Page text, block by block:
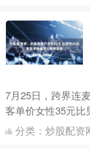
7月25日，跨界连
客单价女性35元
频 00'18'' 专家：
分类： 炒股配资